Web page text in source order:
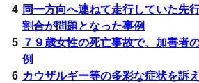
4 同一方向へ連ねて走行していた先
割合が問題となった事例
5
７９歳女性の死亡事故で、加害者
例
6 カウザルギー等の多彩な症状を訴